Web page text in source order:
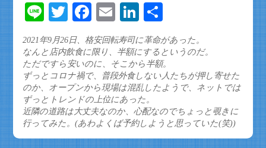
LineTwitterFacebook
EmailLinkedIn
有
2021年9月26日、格安回転寿司に革命があった。
なんと店内飲食に限り、半額にするというのだ。
ただですら安いのに、そこから半額。
ずっとコロナ禍で、普段外食しない人たちが押し寄せた
のか、オープンから現場は混乱したようで、ネットでは
ずっとトレンドの上位にあった。
近隣の道路は大丈夫なのか、心配なのでちょっと覗きに
行ってみた。(あわよくば予約しようと思っていた(笑))